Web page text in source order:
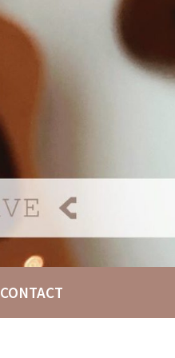
CONTACT